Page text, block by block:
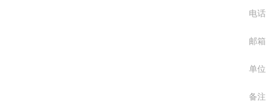
电话
邮箱
单位
备注